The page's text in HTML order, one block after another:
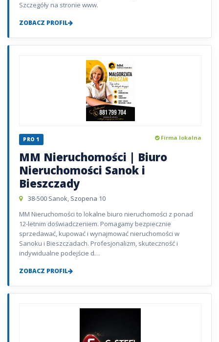
Szczegóły na stronie www.
ZOBACZ PROFIL
PRO 1 Firma lokalna
MM Nieruchomości | Biuro
Nieruchomości Sanok i
Bieszczady
38-500 Sanok, Szopena 10
MM Nieruchomości to lokalne biuro nieruchomości z ponad
12-letnim doświadczeniem. Pomagamy bezpiecznie
sprzedawać, kupować i wynajmować nieruchomości w
Sanoku i Bieszczadach. Profesjonalizm, skuteczność i
indywidualne podejście d…
ZOBACZ PROFIL